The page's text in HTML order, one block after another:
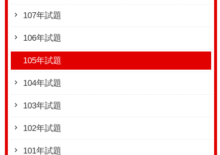
107年試題
106年試題
105年試題
104年試題
103年試題
102年試題
101年試題